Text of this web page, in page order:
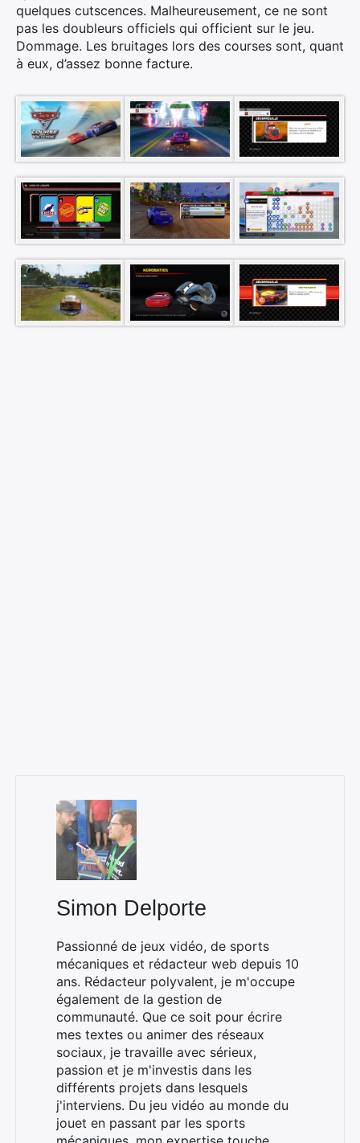
quelques cutscences. Malheureusement, ce ne sont
pas les doubleurs officiels qui officient sur le jeu.
Dommage. Les bruitages lors des courses sont, quant
à eux, d’assez bonne facture.
Simon Delporte
Passionné de jeux vidéo, de sports
mécaniques et rédacteur web depuis 10
ans. Rédacteur polyvalent, je m'occupe
également de la gestion de
communauté. Que ce soit pour écrire
mes textes ou animer des réseaux
sociaux, je travaille avec sérieux,
passion et je m'investis dans les
différents projets dans lesquels
j'interviens. Du jeu vidéo au monde du
jouet en passant par les sports